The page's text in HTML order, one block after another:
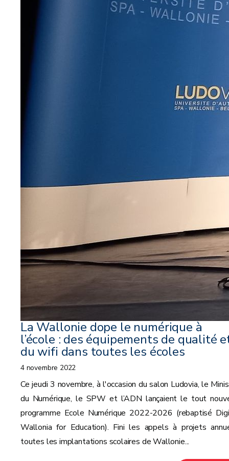
La Wallonie dope le numérique à
l’école : des équipements de qualité
du wifi dans toutes les écoles
4 novembre 2022
Ce jeudi 3 novembre, à l'occasion du salon Ludovia, le
du Numérique, le SPW et l’ADN lançaient le tout
programme Ecole Numérique 2022-2026 (rebaptisé
Wallonia for Education). Fini les appels à projets
toutes les implantations scolaires de Wallonie...